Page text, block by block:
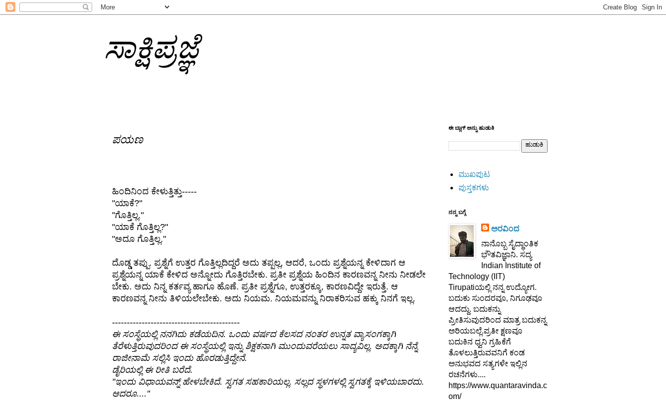
ಸಾಕ್ಷಿಪ್ರಜ್ಞೆ
ಪಯಣ
ಹಿಂದಿನಿಂದ ಕೇಳುತ್ತಿತ್ತು-----
"ಯಾಕೆ?"
"ಗೊತ್ತಿಲ್ಲ."
"ಯಾಕೆ ಗೊತ್ತಿಲ್ಲ?"
"ಅದೂ ಗೊತ್ತಿಲ್ಲ."
ದೊಡ್ಡ ತಪ್ಪು. ಪ್ರಶ್ನೆಗೆ ಉತ್ತರ ಗೊತ್ತಿಲ್ಲದಿದ್ದರೆ ಅದು ತಪ್ಪಲ್ಲ, ಆದರೆ, ಒಂದು ಪ್ರಶ್ನೆಯನ್ನ ಕೇಳಿದಾಗ ಆ
ಪ್ರಶ್ನೆಯನ್ನ ಯಾಕೆ ಕೇಳಿದ ಅನ್ನೋದು ಗೊತ್ತಿರಬೇಕು. ಪ್ರತೀ ಪ್ರಶ್ನೆಯ ಹಿಂದಿನ ಕಾರಣವನ್ನ ನೀನು ನೀಡಲೇ
ಬೇಕು. ಅದು ನಿನ್ನ ಕರ್ತವ್ಯ ಹಾಗೂ ಹೊಣೆ. ಪ್ರತೀ ಪ್ರಶ್ನೆಗೂ, ಉತ್ತರಕ್ಕೂ, ಕಾರಣವಿದ್ದೇ ಇರುತ್ತೆ. ಆ
ಕಾರಣವನ್ನ ನೀನು ತಿಳಿಯಲೇಬೇಕು. ಅದು ನಿಯಮ. ನಿಯಮವನ್ನು ನಿರಾಕರಿಸುವ ಹಕ್ಕು ನಿನಗೆ ಇಲ್ಲ.
-------------------------------------------
ಈ ಸಂಸ್ಥೆಯಲ್ಲಿ ನನಗಿದು ಕಡೆಯದಿನ. ಒಂದು ವರ್ಷದ ಕೆಲಸದ ನಂತರ ಉನ್ನತ ವ್ಯಾಸಂಗಕ್ಕಾಗಿ
ತೆರೆಳುತ್ತಿರುವುದರಿಂದ ಈ ಸಂಸ್ಥೆಯಲ್ಲಿ ಇನ್ನು ಶಿಕ್ಷಕನಾಗಿ ಮುಂದುವರೆಯಲು ಸಾದ್ಯವಿಲ್ಲ. ಅದಕ್ಕಾಗಿ ನೆನ್ನೆ
ರಾಜೀನಾಮೆ ಸಲ್ಲಿಸಿ ಇಂದು ಹೊರಡುತ್ತಿದ್ದೇನೆ.
ಡೈರಿಯಲ್ಲಿ ಈ ರೀತಿ ಬರೆದೆ.
"ಇಂದು ವಿಧಾಯವನ್ನ್ ಹೇಳಬೇಕಿದೆ. ಸ್ವಗತ ಸಹಕಾರಿಯಲ್ಲ. ಸಲ್ಲದ ಸ್ಥಳಗಳಲ್ಲಿ ಸ್ವಗತಕ್ಕೆ ಇಳಿಯಬಾರದು.
ಆದರೂ...."
ಈ ಬ್ಲಾಗ್ ಅನ್ನು ಹುಡುಕಿ
ಮುಖಪುಟ
ಪುಸ್ತಕಗಳು
ನನ್ನ ಬಗ್ಗೆ
ಅರವಿಂದ
ನಾನೊಬ್ಬ ಸೈದ್ಧಾಂತಿಕ
ಭೌತವಿಜ್ಞಾನಿ. ಸದ್ಯ
Indian Institute of
Technology (IIT)
Tirupatiಯಲ್ಲಿ ನನ್ನ ಉದ್ಯೋಗ.
ಬದುಕು ಸುಂದರವೂ, ನಿಗೂಢವೂ
ಆದದ್ದು. ಬದುಕನ್ನು
ಪ್ರೀತಿಸುವುದರಿಂದ ಮಾತ್ರ ಬದುಕನ್ನ
ಅರಿಯಬಲ್ಲೆ.ಪ್ರತೀ ಕ್ಷಣವೂ
ಬದುಕಿನ ಧ್ವನಿ ಗ್ರಹಿಕೆಗೆ
ತೊಳಲುತ್ತಿರುವವನಿಗೆ ಕಂಡ
ಅನುಭವದ ಸತ್ಯಗಳೇ ಇಲ್ಲಿನ
ರಚನೆಗಳು....
https://www.quantaravinda.c
om/